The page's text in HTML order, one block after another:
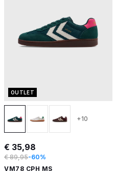
OUTLET
+10
€ 35,98
€ 89,95-60%
VM78 CPH MS